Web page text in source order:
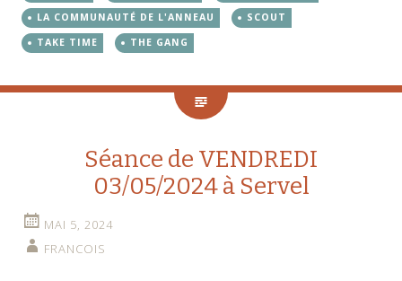
LA COMMUNAUTÉ DE L'ANNEAU
SCOUT
TAKE TIME
THE GANG
Séance de VENDREDI
03/05/2024 à Servel
MAI 5, 2024
FRANCOIS